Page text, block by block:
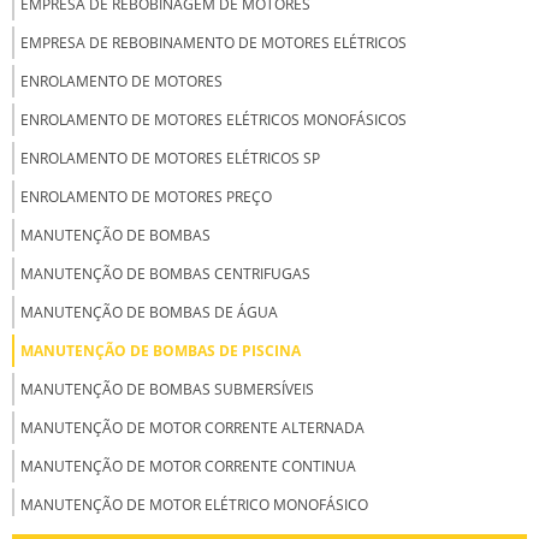
EMPRESA DE REBOBINAMENTO DE MOTORES ELÉTRICOS
ENROLAMENTO DE MOTORES
ENROLAMENTO DE MOTORES ELÉTRICOS MONOFÁSICOS
ENROLAMENTO DE MOTORES ELÉTRICOS SP
ENROLAMENTO DE MOTORES PREÇO
MANUTENÇÃO DE BOMBAS
MANUTENÇÃO DE BOMBAS CENTRIFUGAS
MANUTENÇÃO DE BOMBAS DE ÁGUA
MANUTENÇÃO DE BOMBAS DE PISCINA
MANUTENÇÃO DE BOMBAS SUBMERSÍVEIS
MANUTENÇÃO DE MOTOR CORRENTE ALTERNADA
MANUTENÇÃO DE MOTOR CORRENTE CONTINUA
MANUTENÇÃO DE MOTOR ELÉTRICO MONOFÁSICO